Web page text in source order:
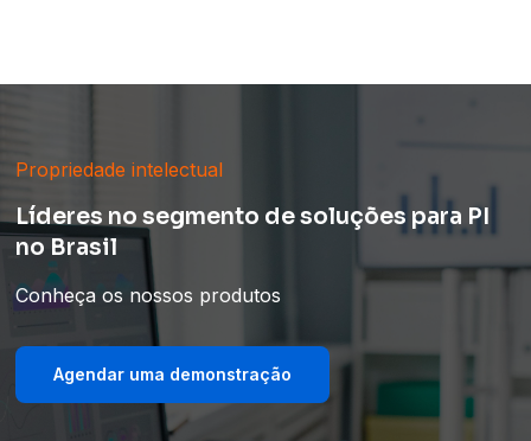
Propriedade intelectual
Líderes no segmento de soluções para PI
no Brasil
Conheça os nossos produtos
Agendar uma demonstração